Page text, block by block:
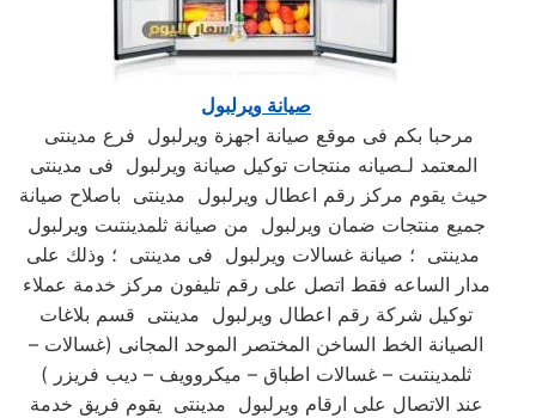
صيانة ويرلبول
المعتمد لـصيانه منتجات توكيل صيانة ويرلبول فى مدينتى
حيث يقوم مركز رقم اعطال ويرلبول مدينتى باصلاح صيانة
جميع منتجات ضمان ويرلبول من صيانة ثلمدينتىت ويرلبول
مدينتى ؛ صيانة غسالات ويرلبول فى مدينتى ؛ وذلك على
مدار الساعه فقط اتصل على رقم تليفون مركز خدمة عملاء
توكيل شركة رقم اعطال ويرلبول مدينتى قسم بلاغات
الصيانة الخط الساخن المختصر الموحد المجانى (غسالات –
ثلمدينتىت – غسالات اطباق – ميكروويف – ديب فريزر )
عند الاتصال على ارقام ويرلبول مدينتى يقوم فريق خدمة